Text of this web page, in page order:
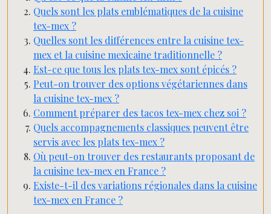
Quels sont les plats emblématiques de la cuisine
tex-mex ?
Quelles sont les différences entre la cuisine tex-
mex et la cuisine mexicaine traditionnelle ?
Est-ce que tous les plats tex-mex sont épicés ?
Peut-on trouver des options végétariennes dans
la cuisine tex-mex ?
Comment préparer des tacos tex-mex chez soi ?
Quels accompagnements classiques peuvent être
servis avec les plats tex-mex ?
Où peut-on trouver des restaurants proposant de
la cuisine tex-mex en France ?
Existe-t-il des variations régionales dans la cuisine
tex-mex en France ?